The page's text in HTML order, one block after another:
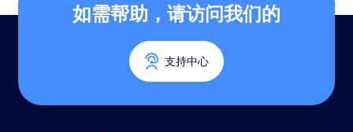
如需帮助，请访问我们的
支持中心